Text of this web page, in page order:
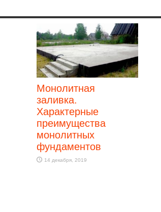
Монолитная
заливка.
Характерные
преимущества
монолитных
фундаментов
14 декабря, 2019